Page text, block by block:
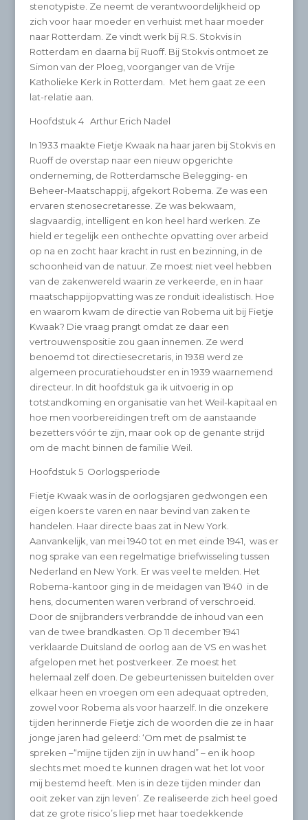
stenotypiste. Ze neemt de verantwoordelijkheid op
zich voor haar moeder en verhuist met haar moeder
naar Rotterdam. Ze vindt werk bij R.S. Stokvis in
Rotterdam en daarna bij Ruoff. Bij Stokvis ontmoet ze
Simon van der Ploeg, voorganger van de Vrije
Katholieke Kerk in Rotterdam. Met hem gaat ze een
lat-relatie aan.
Hoofdstuk 4 Arthur Erich Nadel
In 1933 maakte Fietje Kwaak na haar jaren bij Stokvis en
Ruoff de overstap naar een nieuw opgerichte
onderneming, de Rotterdamsche Belegging- en
Beheer-Maatschappij, afgekort Robema. Ze was een
ervaren stenosecretaresse. Ze was bekwaam,
slagvaardig, intelligent en kon heel hard werken. Ze
hield er tegelijk een onthechte opvatting over arbeid
op na en zocht haar kracht in rust en bezinning, in de
schoonheid van de natuur. Ze moest niet veel hebben
van de zakenwereld waarin ze verkeerde, en in haar
maatschappijopvatting was ze ronduit idealistisch. Hoe
en waarom kwam de directie van Robema uit bij Fietje
Kwaak? Die vraag prangt omdat ze daar een
vertrouwenspositie zou gaan innemen. Ze werd
benoemd tot directiesecretaris, in 1938 werd ze
algemeen procuratiehoudster en in 1939 waarnemend
directeur. In dit hoofdstuk ga ik uitvoerig in op
totstandkoming en organisatie van het Weil-kapitaal en
hoe men voorbereidingen treft om de aanstaande
bezetters vóór te zijn, maar ook op de genante strijd
om de macht binnen de familie Weil.
Hoofdstuk 5 Oorlogsperiode
Fietje Kwaak was in de oorlogsjaren gedwongen een
eigen koers te varen en naar bevind van zaken te
handelen. Haar directe baas zat in New York.
Aanvankelijk, van mei 1940 tot en met einde 1941, was er
nog sprake van een regelmatige briefwisseling tussen
Nederland en New York. Er was veel te melden. Het
Robema-kantoor ging in de meidagen van 1940 in de
hens, documenten waren verbrand of verschroeid.
Door de snijbranders verbrandde de inhoud van een
van de twee brandkasten. Op 11 december 1941
verklaarde Duitsland de oorlog aan de VS en was het
afgelopen met het postverkeer. Ze moest het
helemaal zelf doen. De gebeurtenissen buitelden over
elkaar heen en vroegen om een adequaat optreden,
zowel voor Robema als voor haarzelf. In die onzekere
tijden herinnerde Fietje zich de woorden die ze in haar
jonge jaren had geleerd: ‘Om met de psalmist te
spreken –“mijne tijden zijn in uw hand” – en ik hoop
slechts met moed te kunnen dragen wat het lot voor
mij bestemd heeft. Men is in deze tijden minder dan
ooit zeker van zijn leven’. Ze realiseerde zich heel goed
dat ze grote risico’s liep met haar toedekkende